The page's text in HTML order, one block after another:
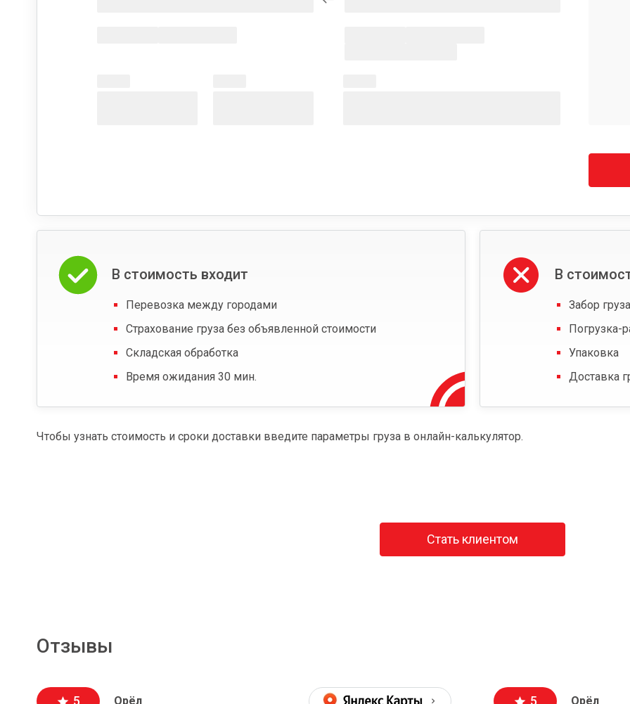
В стоимость входит
Перевозка между городами
Страхование груза без объявленной стоимости
Складская обработка
Время ожидания 30 мин.
В
Забор
Погрузка-
Упаковка
Доставка
Чтобы узнать стоимость и сроки доставки введите параметры груза в онлайн-калькулятор.
Стать клиентом
Отзывы
5 Орёл 5 Орёл